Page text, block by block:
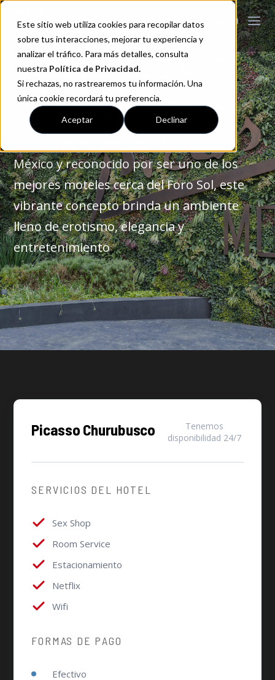
Este sitio web utiliza cookies para recopilar datos
sobre tus interacciones, mejorar tu experiencia y
analizar el tráfico. Para más detalles, consulta
nuestra Política de Privacidad.
Si rechazas, no rastrearemos tu información. Una
única cookie recordará tu preferencia.
Aceptar Declinar
Motel Picasso Churubusco
México y reconocido por ser uno de los
mejores moteles cerca del Foro Sol, este
vibrante concepto brinda un ambiente
lleno de erotismo, elegancia y
entretenimiento
Picasso Churubusco
Tenemos
disponibilidad 24/7
SERVICIOS DEL HOTEL
Sex Shop
Room Service
Estacionamiento
Netflix
Wifi
FORMAS DE PAGO
Efectivo